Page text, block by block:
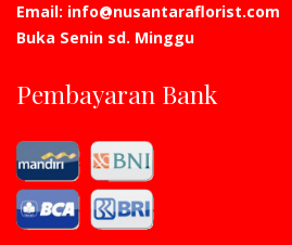
Email: info@nusantaraflorist.com
Buka Senin sd. Minggu
Pembayaran Bank